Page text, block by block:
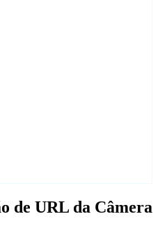
de URL da Câmera